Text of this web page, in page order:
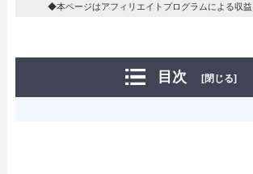
◆本ページはアフィリエイトプログラムによる収益
目次 [閉じる]